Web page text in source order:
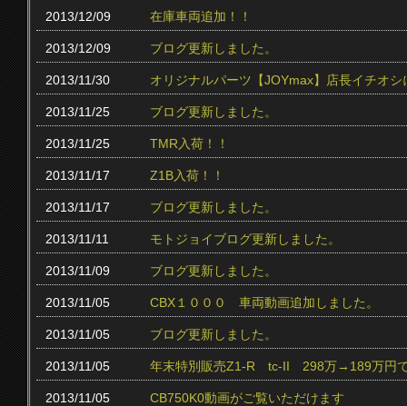
2013/12/09 在庫車両追加！！
2013/12/09 ブログ更新しました。
2013/11/30 オリジナルパーツ【JOYmax】店長イチオ
2013/11/25 ブログ更新しました。
2013/11/25 TMR入荷！！
2013/11/17 Z1B入荷！！
2013/11/17 ブログ更新しました。
2013/11/11 モトジョイブログ更新しました。
2013/11/09 ブログ更新しました。
2013/11/05 CBX１０００ 車両動画追加しました。
2013/11/05 ブログ更新しました。
2013/11/05 年末特別販売Z1-R tc‐II 298万→189万円
2013/11/05 CB750K0動画がご覧いただけます